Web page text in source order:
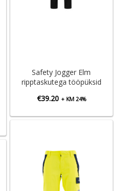
Safety Jogger Elm
ripptaskutega tööpüksid
€39.20 + KM 24%